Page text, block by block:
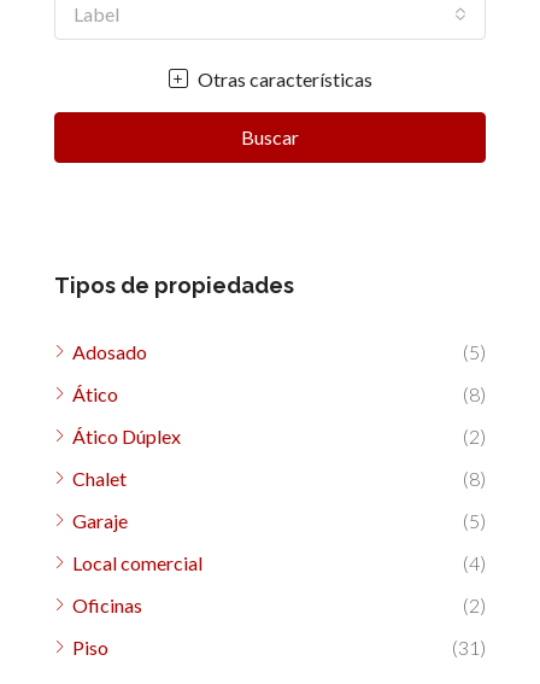
Label
Otras características
Buscar
Tipos de propiedades
Adosado
(5)
Ático
(8)
Ático Dúplex
(2)
Chalet
(8)
Garaje
(5)
Local comercial
(4)
Oficinas
(2)
Piso
(31)